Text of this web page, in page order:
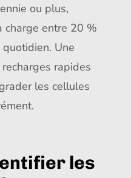
ou plus,
charge entre 20 %
Une
rapides
les cellules
les